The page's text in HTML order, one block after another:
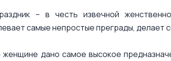
– в честь извечной
самые непростые преграды, делает
дано самое высокое